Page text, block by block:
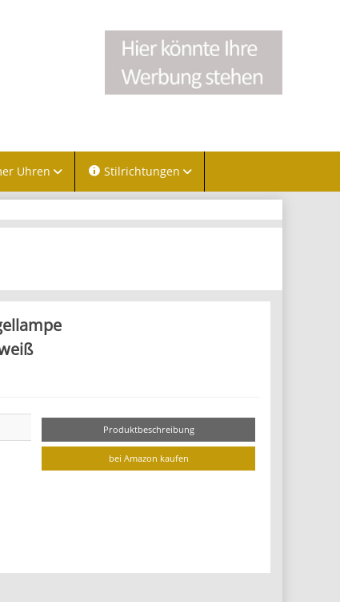
Uhren Stilrichtungen
Produktbeschreibung
bei Amazon kaufen